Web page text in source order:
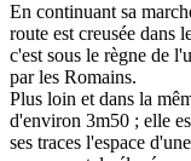
En continuant sa
route est creusée dans
c'est sous le règne de
par les Romains.
Plus loin et dans la
d'environ 3m50 ; elle
ses traces l'espace